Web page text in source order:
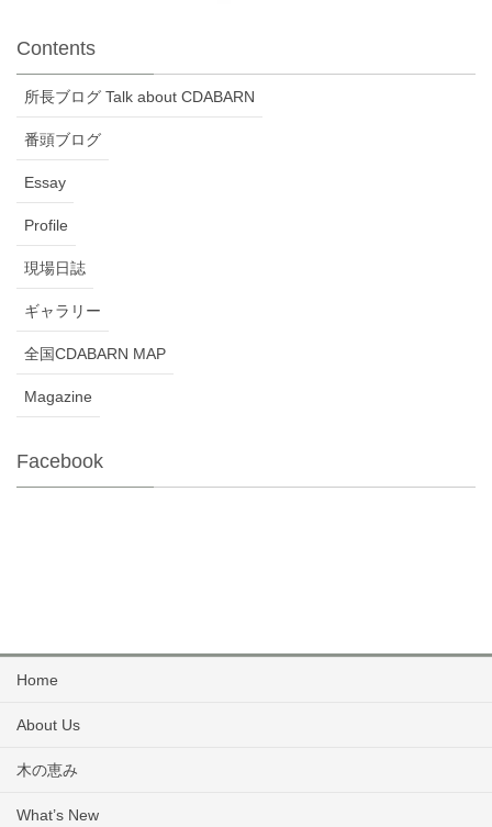
Contents
所長ブログ Talk about CDABARN
番頭ブログ
Essay
Profile
現場日誌
ギャラリー
全国CDABARN MAP
Magazine
Facebook
Home
About Us
木の恵み
What’s New